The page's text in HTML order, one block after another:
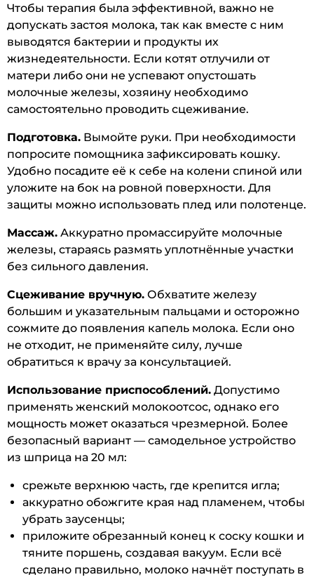
Чтобы терапия была эффективной, важно не
допускать застоя молока, так как вместе с ним
выводятся бактерии и продукты их
жизнедеятельности. Если котят отлучили от
матери либо они не успевают опустошать
молочные железы, хозяину необходимо
самостоятельно проводить сцеживание.
Подготовка. Вымойте руки. При необходимости
попросите помощника зафиксировать кошку.
Удобно посадите её к себе на колени спиной или
уложите на бок на ровной поверхности. Для
защиты можно использовать плед или полотенце.
Массаж. Аккуратно промассируйте молочные
железы, стараясь размять уплотнённые участки
без сильного давления.
Сцеживание вручную. Обхватите железу
большим и указательным пальцами и осторожно
сожмите до появления капель молока. Если оно
не отходит, не применяйте силу, лучше
обратиться к врачу за консультацией.
Использование приспособлений. Допустимо
применять женский молокоотсос, однако его
мощность может оказаться чрезмерной. Более
безопасный вариант — самодельное устройство
из шприца на 20 мл:
срежьте верхнюю часть, где крепится игла;
аккуратно обожгите края над пламенем, чтобы
убрать заусенцы;
приложите обрезанный конец к соску кошки и
тяните поршень, создавая вакуум. Если всё
сделано правильно, молоко начнёт поступать в